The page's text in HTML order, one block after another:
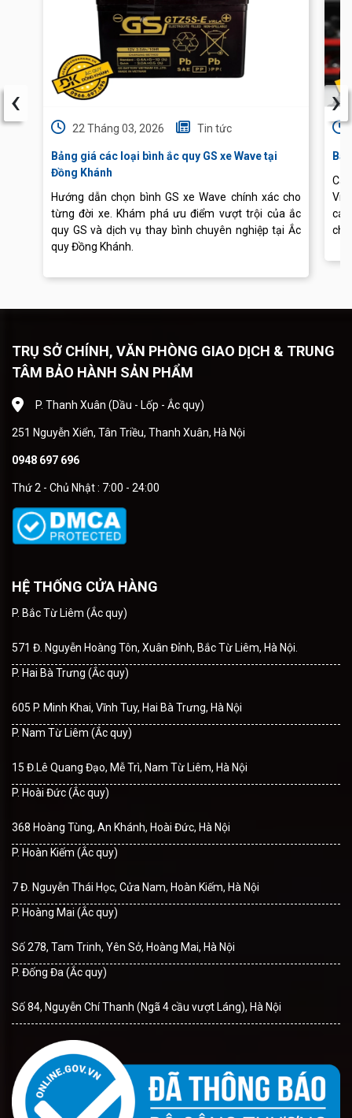
22 Tháng 03, 2026 Tin tức
Bảng giá các loại bình ắc quy GS xe Wave tại
Đồng Khánh
Hướng dẫn chọn bình GS xe Wave chính xác cho
từng đời xe. Khám phá ưu điểm vượt trội của ắc
quy GS và dịch vụ thay bình chuyên nghiệp tại Ắc
quy Đồng Khánh.
‹ ›
TRỤ SỞ CHÍNH, VĂN PHÒNG GIAO DỊCH & TRUNG
TÂM BẢO HÀNH SẢN PHẨM
P. Thanh Xuân (Dầu - Lốp - Ắc quy)
251 Nguyễn Xiển, Tân Triều, Thanh Xuân, Hà Nội
0948 697 696
Thứ 2 - Chủ Nhật : 7:00 - 24:00
HỆ THỐNG CỬA HÀNG
P. Bắc Từ Liêm (Ắc quy)
571 Đ. Nguyễn Hoàng Tôn, Xuân Đỉnh, Bắc Từ Liêm, Hà Nội.
P. Hai Bà Trưng (Ắc quy)
605 P. Minh Khai, Vĩnh Tuy, Hai Bà Trưng, Hà Nội
P. Nam Từ Liêm (Ắc quy)
15 Đ.Lê Quang Đạo, Mễ Trì, Nam Từ Liêm, Hà Nội
P. Hoài Đức (Ắc quy)
368 Hoàng Tùng, An Khánh, Hoài Đức, Hà Nội
P. Hoàn Kiếm (Ắc quy)
7 Đ. Nguyễn Thái Học, Cửa Nam, Hoàn Kiếm, Hà Nội
P. Hoàng Mai (Ắc quy)
Số 278, Tam Trinh, Yên Sở, Hoàng Mai, Hà Nội
P. Đống Đa (Ắc quy)
Số 84, Nguyễn Chí Thanh (Ngã 4 cầu vượt Láng), Hà Nội